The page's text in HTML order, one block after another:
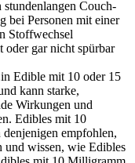
Couch-
bei Personen mit einer
Stoffwechsel
oder gar nicht spürbar
Edible mit 10 oder 15
kann starke,
Wirkungen und
Edibles mit 10
empfohlen,
und wissen, wie Edibles